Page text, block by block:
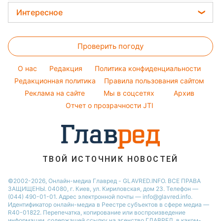
Кейт Миддлтон
Алла Пугачева
Максим Галкин
Настя Каменских
Виталий Козловский
Потап
София Ротару
Новости Львова
Новости Днепра
Новости Тернополя
Новости Житомира
Новости Одессы
Новости Харькова
Новости моды
Советы от Андре Тана
Женские стрижки
Окрашивание волос
Красивый маникюр
Закуски
Салаты
Простые блюда
Легкие десерты
Напитки
Праздничное меню
Интересное
Тесты по картинке
Оптические иллюзии
Народные приметы
Все о шоу-бизнесе
Проверить погоду
O нас Редакция
Политика конфиденциальности
Редакционная политика
Правила пользования сайтом
Реклама на сайте
Мы в соцсетях
Архив
Отчет о прозрачности JTI
ТВОЙ ИСТОЧНИК НОВОСТЕЙ
©2002-2026, Онлайн-медиа Главред - GLAVRED.INFO. ВСЕ ПРАВА
ЗАЩИЩЕНЫ. 04080, г. Киев, ул. Кириловская, дом 23. Телефон —
(044) 490-01-01. Адрес электронной почты — info@glavred.info.
Идентификатор онлайн-медиа в Реестре cубъектов в сфере медиа —
R40-01822. Перепечатка, копирование или воспроизведение